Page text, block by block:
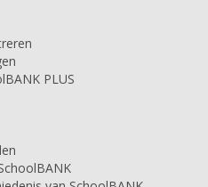
PLUS